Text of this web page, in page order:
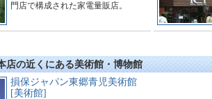
門店で構成された家電量販店。
店の近くにある美術館・博物館
損保ジャパン東郷青児美術館
[美術館]